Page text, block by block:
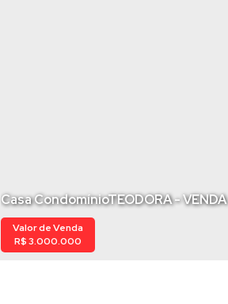
Casa CondomínioTEODORA - VENDA
R$3.000.000
Valor de Venda